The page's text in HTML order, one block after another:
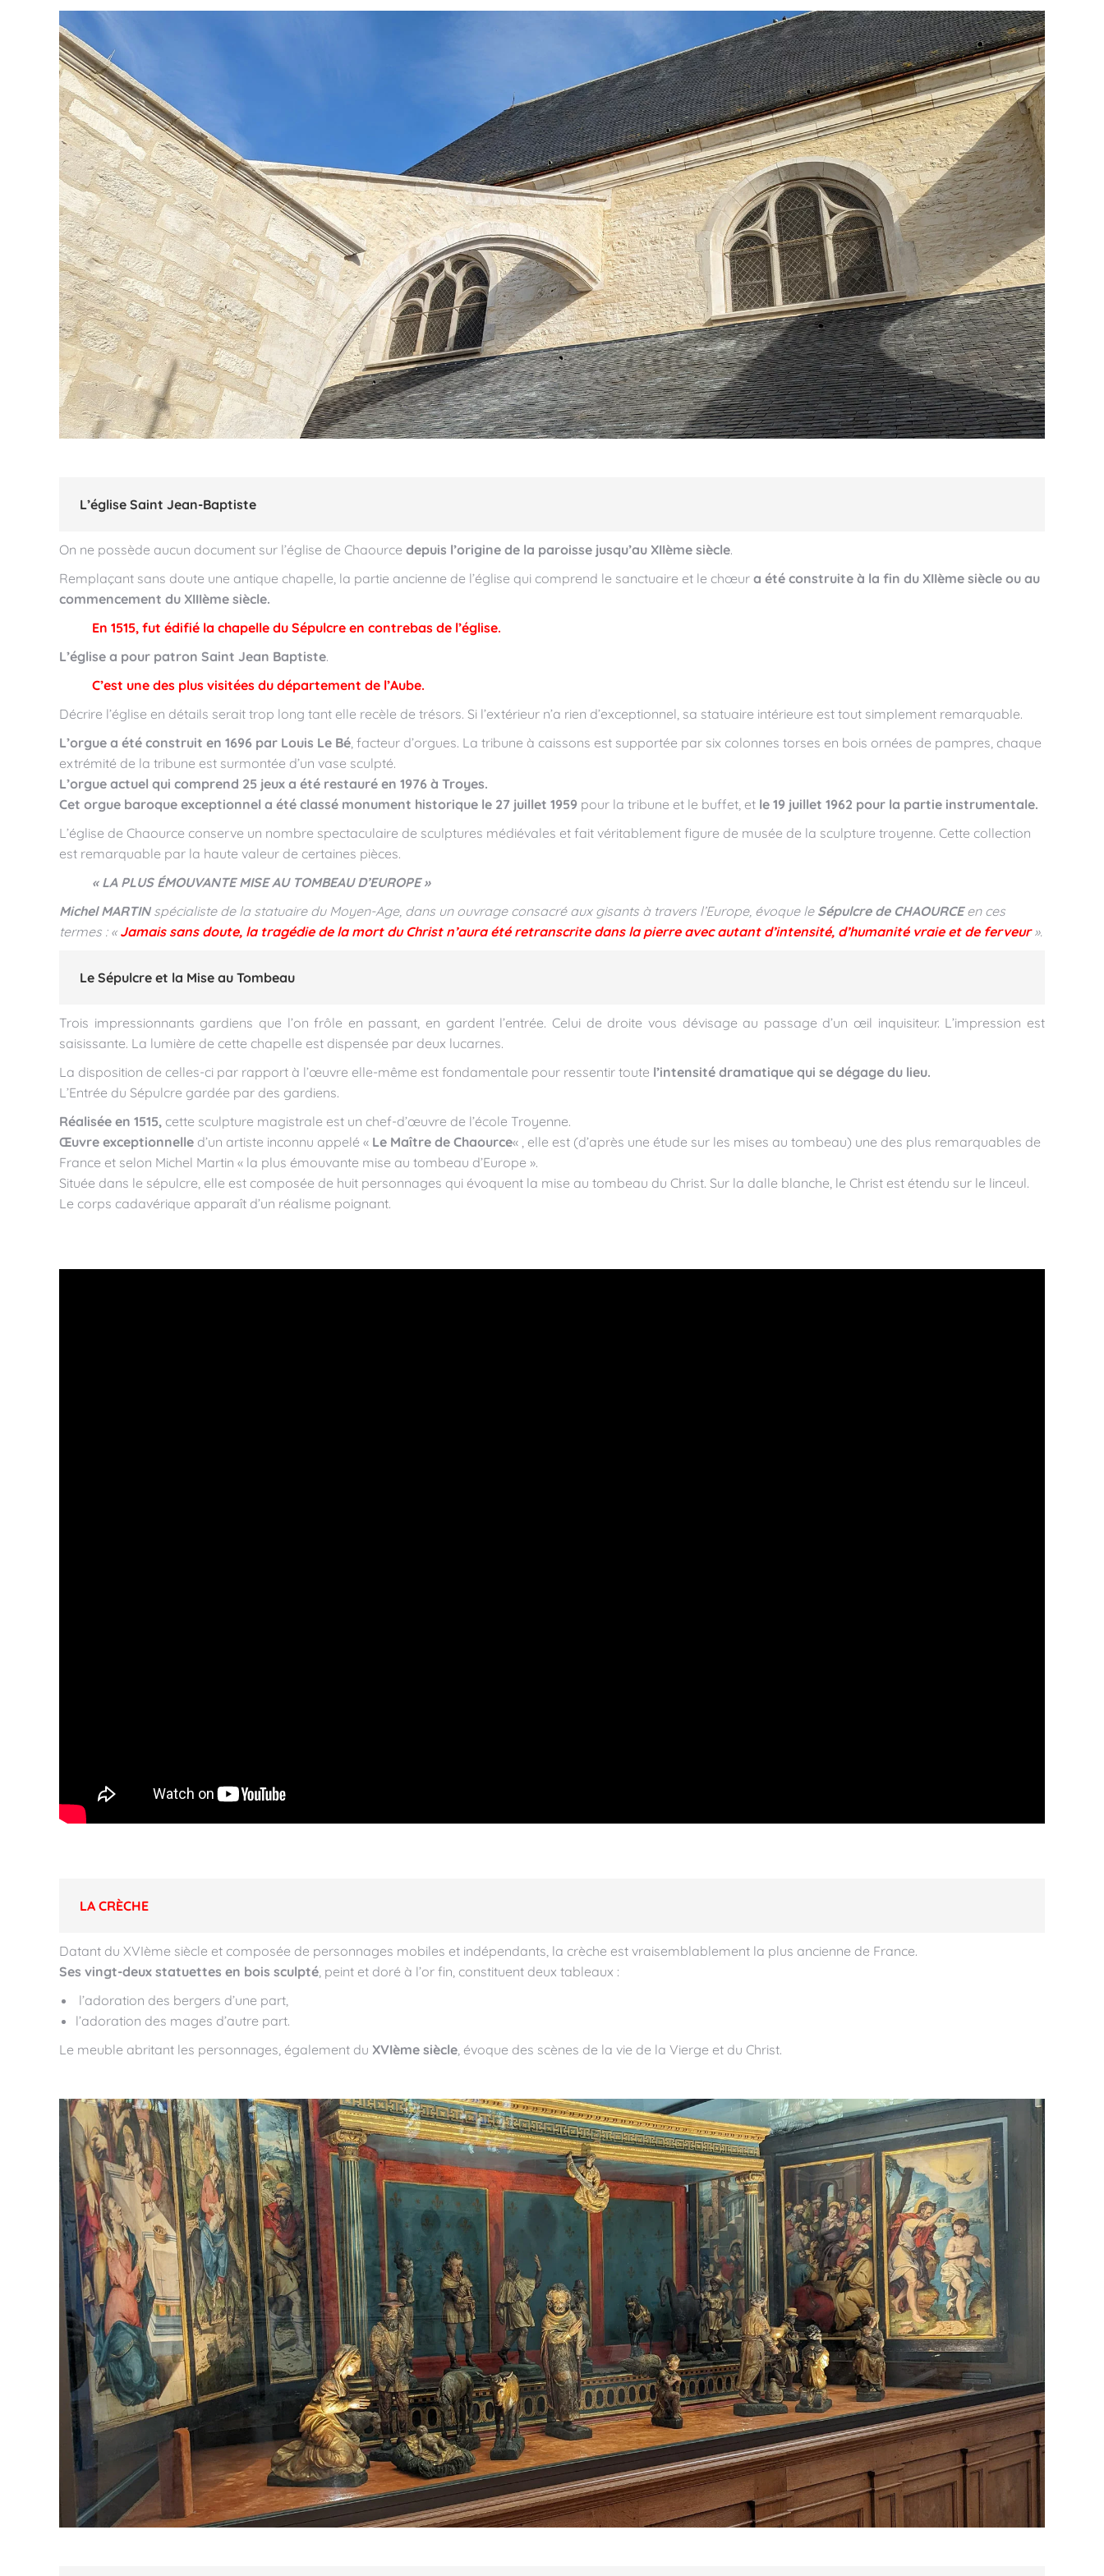
L’église Saint Jean-Baptiste
On ne possède aucun document sur l’église de Chaource depuis l’origine de la paroisse jusqu’au XIIème siècle.
Remplaçant sans doute une antique chapelle, la partie ancienne de l’église qui comprend le sanctuaire et le chœur a été construite à la fin du XIIème siècle ou au
commencement du XIIIème siècle.
En 1515, fut édifié la chapelle du Sépulcre en contrebas de l’église.
L’église a pour patron Saint Jean Baptiste.
C’est une des plus visitées du département de l’Aube.
Décrire l’église en détails serait trop long tant elle recèle de trésors. Si l’extérieur n’a rien d’exceptionnel, sa statuaire intérieure est tout simplement remarquable.
L’orgue a été construit en 1696 par Louis Le Bé, facteur d’orgues. La tribune à caissons est supportée par six colonnes torses en bois ornées de pampres, chaque
extrémité de la tribune est surmontée d’un vase sculpté.
L’orgue actuel qui comprend 25 jeux a été restauré en 1976 à Troyes.
Cet orgue baroque exceptionnel a été classé monument historique le 27 juillet 1959 pour la tribune et le buffet, et le 19 juillet 1962 pour la partie instrumentale.
L’église de Chaource conserve un nombre spectaculaire de sculptures médiévales et fait véritablement figure de musée de la sculpture troyenne. Cette collection
est remarquable par la haute valeur de certaines pièces.
« LA PLUS ÉMOUVANTE MISE AU TOMBEAU D’EUROPE »
Michel MARTINspécialiste de la statuaire du Moyen-Age, dans un ouvrage consacré aux gisants à travers l’Europe, évoque le Sépulcre de CHAOURCEen ces
termes : « Jamais sans doute, la tragédie de la mort du Christ n’aura été retranscrite dans la pierre avec autant d’intensité, d’humanité vraie et de ferveur».
Le Sépulcre et la Mise au Tombeau
Trois impressionnants gardiens que l’on frôle en passant, en gardent l’entrée. Celui de droite vous dévisage au passage d’un œil inquisiteur. L’impression est
saisissante. La lumière de cette chapelle est dispensée par deux lucarnes.
La disposition de celles-ci par rapport à l’œuvre elle-même est fondamentale pour ressentir toute l’intensité dramatique qui se dégage du lieu.
L’Entrée du Sépulcre gardée par des gardiens.
Réalisée en 1515, cette sculpture magistrale est un chef-d’œuvre de l’école Troyenne.
Œuvre exceptionnelle d’un artiste inconnu appelé « Le Maître de Chaource« , elle est (d’après une étude sur les mises au tombeau) une des plus remarquables de
France et selon Michel Martin « la plus émouvante mise au tombeau d’Europe ».
Située dans le sépulcre, elle est composée de huit personnages qui évoquent la mise au tombeau du Christ. Sur la dalle blanche, le Christ est étendu sur le linceul.
Le corps cadavérique apparaît d’un réalisme poignant.
LA CRÈCHE
Datant du XVIème siècle et composée de personnages mobiles et indépendants, la crèche est vraisemblablement la plus ancienne de France.
Ses vingt-deux statuettes en bois sculpté, peint et doré à l’or fin, constituent deux tableaux :
l’adoration des bergers d’une part,
l’adoration des mages d’autre part.
Le meuble abritant les personnages, également du XVIème siècle, évoque des scènes de la vie de la Vierge et du Christ.